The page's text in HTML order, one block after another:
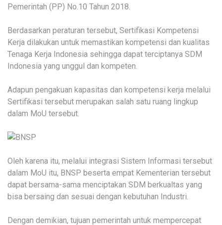
Pemerintah (PP) No.10 Tahun 2018.
Berdasarkan peraturan tersebut, Sertifikasi Kompetensi
Kerja dilakukan untuk memastikan kompetensi dan kualitas
Tenaga Kerja Indonesia sehingga dapat terciptanya SDM
Indonesia yang unggul dan kompeten.
Adapun pengakuan kapasitas dan kompetensi kerja melalui
Sertifikasi tersebut merupakan salah satu ruang lingkup
dalam MoU tersebut.
Oleh karena itu, melalui integrasi Sistem Informasi tersebut
dalam MoU itu, BNSP beserta empat Kementerian tersebut
dapat bersama-sama menciptakan SDM berkualtas yang
bisa bersaing dan sesuai dengan kebutuhan Industri.
Dengan demikian, tujuan pemerintah untuk mempercepat